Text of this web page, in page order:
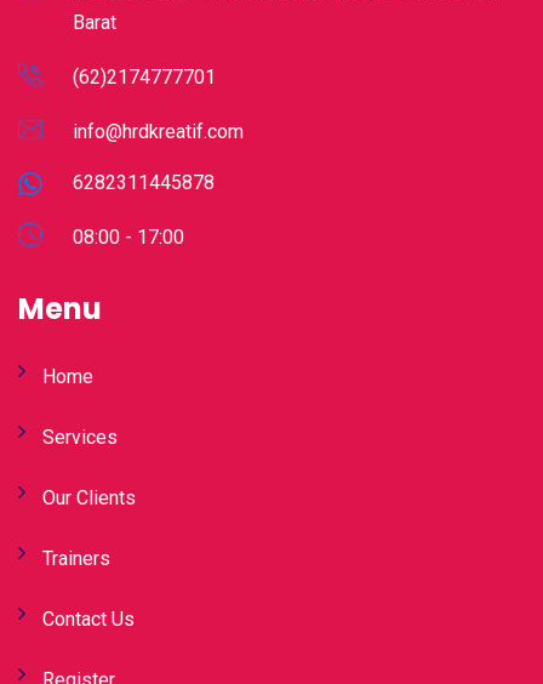
Barat
(62)2174777701
info@hrdkreatif.com
6282311445878
08:00 - 17:00
Menu
Home
Services
Our Clients
Trainers
Contact Us